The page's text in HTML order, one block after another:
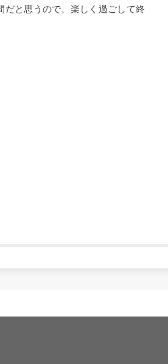
だと思うので、楽しく過ごして終